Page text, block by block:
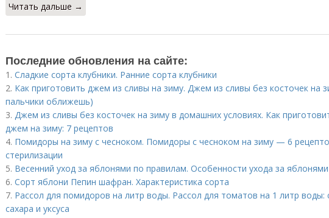
Читать дальше →
Последние обновления на сайте:
1. Сладкие сорта клубники. Ранние сорта клубники
2. Как приготовить джем из сливы на зиму. Джем из сливы без косточек на
пальчики оближешь)
3. Джем из сливы без косточек на зиму в домашних условиях. Как
джем на зиму: 7 рецептов
4. Помидоры на зиму с чесноком. Помидоры с чесноком на зиму — 6
стерилизации
5. Весенний уход за яблонями по правилам. Особенности ухода за яблонями
6. Сорт яблони Пепин шафран. Характеристика сорта
7. Рассол для помидоров на литр воды. Рассол для томатов на 1 литр воды:
сахара и уксуса